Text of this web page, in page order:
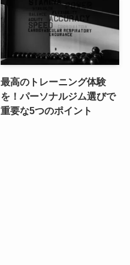
最高のトレーニング体験
を！パーソナルジム選びで
重要な5つのポイント